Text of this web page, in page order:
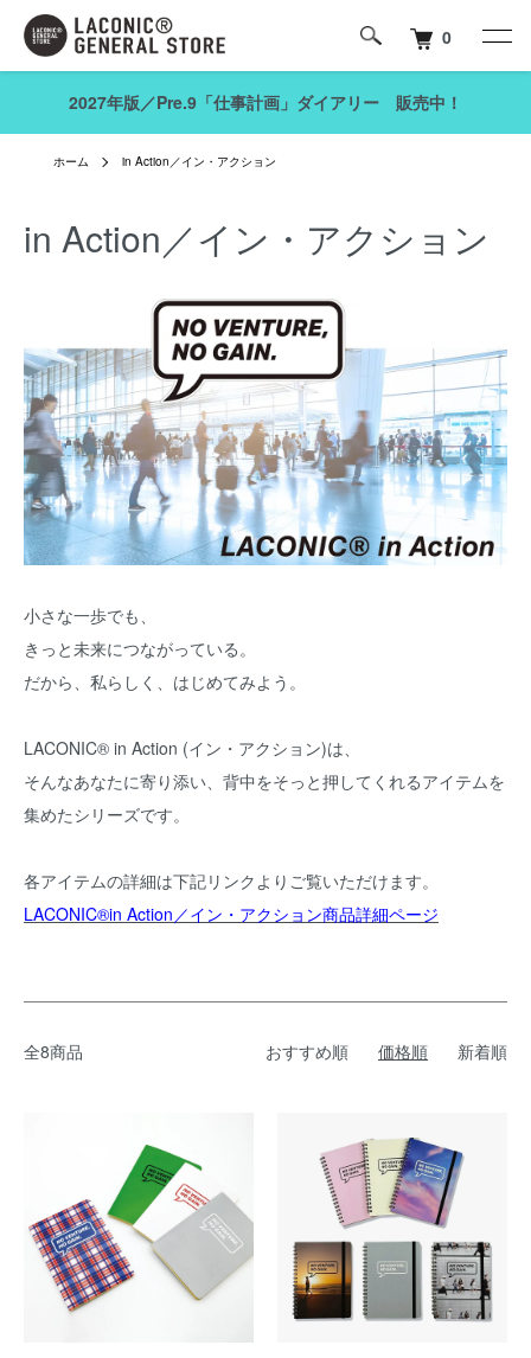
0
2027年版／Pre.9「仕事計画」ダイアリー 販売中！
ホーム in Action／イン・アクション
in Action／イン・アクション
小さな一歩でも、
きっと未来につながっている。
だから、私らしく、はじめてみよう。
LACONIC® in Action (イン・アクション)は、
そんなあなたに寄り添い、背中をそっと押してくれるアイテムを
集めたシリーズです。
各アイテムの詳細は下記リンクよりご覧いただけます。
LACONIC®in Action／イン・アクション商品詳細ページ
全8商品 おすすめ順 価格順 新着順